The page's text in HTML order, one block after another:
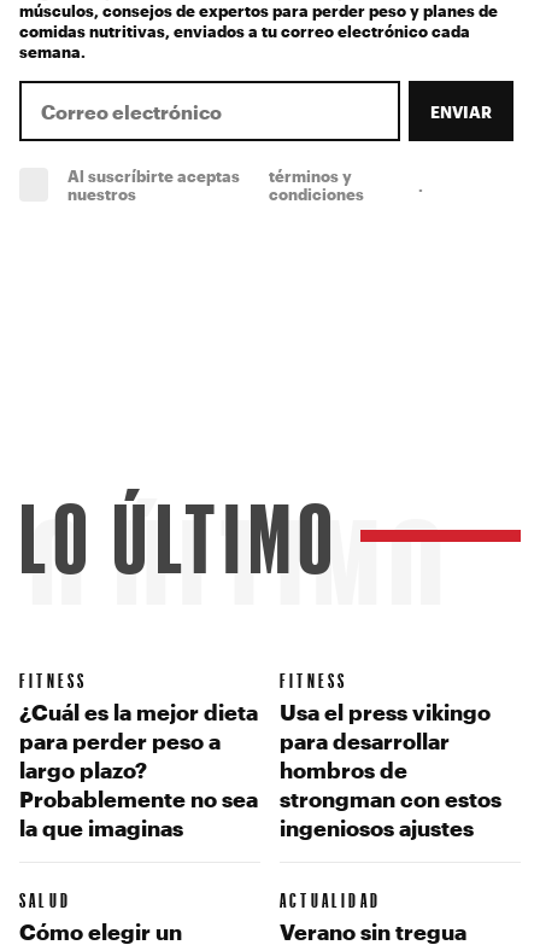
músculos, consejos de expertos para perder peso y planes de
comidas nutritivas, enviados a tu correo electrónico cada
semana.
ENVIAR
Al suscríbirte aceptas
nuestros
términos y
condiciones
ÚLTIMO
LO ÚLTIMO
FITNESS
¿Cuál es la mejor dieta
para perder peso a
largo plazo?
Probablemente no sea
la que imaginas
FITNESS
Usa el press vikingo
para desarrollar
hombros de
strongman con estos
ingeniosos ajustes
SALUD
Cómo elegir un
ACTUALIDAD
Verano sin tregua